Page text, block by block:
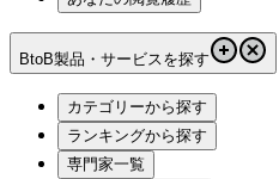
BtoB製品・サービスを探す
カテゴリーから探す
ランキングから探す
専門家一覧